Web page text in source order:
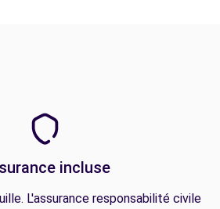
incluse
L'assurance responsabilité civile